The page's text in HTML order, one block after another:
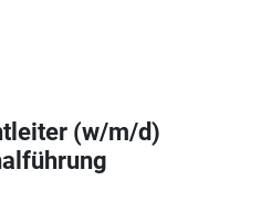
(w/m/d)